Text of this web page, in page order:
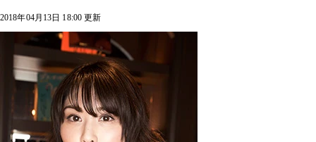
2018年04月13日 18:00 更新